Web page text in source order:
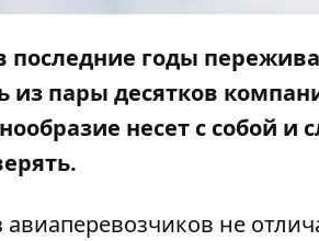
годы
из пары десятков
несет с собой
не